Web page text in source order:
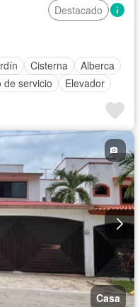
Destacado
Cisterna
Alberca
de servicio
Elevador
Electricidad
Zonas verdes
Permite niños
Casa